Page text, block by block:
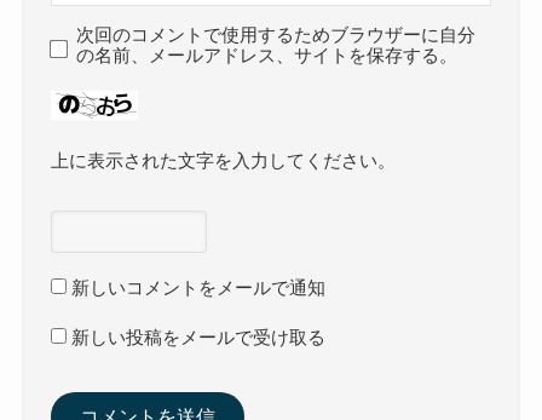
次回のコメントで使用するためブラウザーに自分
の名前、メールアドレス、サイトを保存する。
上に表示された文字を入力してください。
新しいコメントをメールで通知
新しい投稿をメールで受け取る